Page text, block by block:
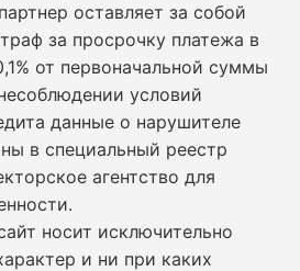
оставляет за собой
за просрочку платежа в
от первоначальной суммы
условий
данные о нарушителе
в специальный реестр
агентство для
носит исключительно
и ни при каких